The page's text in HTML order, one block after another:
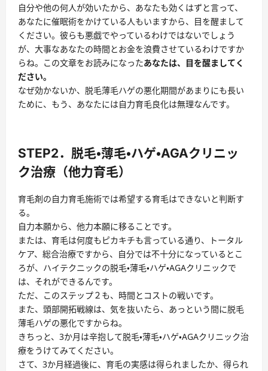
自分や他の何人が効いたから、あなたも効くはずと言って、
あなたに催眠術をかけている人もいますから、目を醒まして
ください。彼らも悪戯でやっているわけではないでしょう
が、大事なあなたの時間とお金を浪費させているわけですか
らね。この文章をお読みになったあなたは、目を醒ましてく
ださい。
なぜ効かないか、脱毛薄毛ハゲの悪化期間があまりにも長い
ために、もう、あなたには自力育毛良化は無理なんです。
STEP2．脱毛・薄毛・ハゲ・AGAクリニッ
ク治療（他力育毛）
育毛剤の自力育毛施術では希望する育毛はできないと判断す
る。
自力本願から、他力本願に移ることです。
または、育毛は何度もピカキチも言っている通り、トータル
ケア、総合治療ですから、自分では不十分になっているとこ
ろが、ハイテクニックの脱毛・薄毛・ハゲ・AGAクリニックで
は、それができるんです。
ただ、このステップ２も、時間とコストの戦いです。
また、頭部開拓戦線は、気を抜いたら、あっという間に脱毛
薄毛ハゲの悪化ですからね。
きちっと、3か月は辛抱して脱毛・薄毛・ハゲ・AGAクリニック治
療をうけてみてください。
さて、3か月経過後に、育毛の実感は得られましたか、得られ